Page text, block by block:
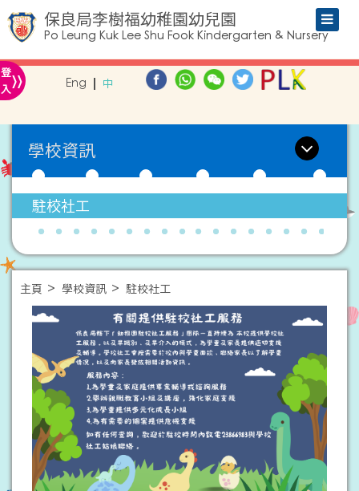
保良局李樹福幼稚園幼兒園
Po Leung Kuk Lee Shu Fook Kindergarten & Nursery
登
入» Eng 中
學校資訊
駐校社工
主頁 學校資訊 駐校社工